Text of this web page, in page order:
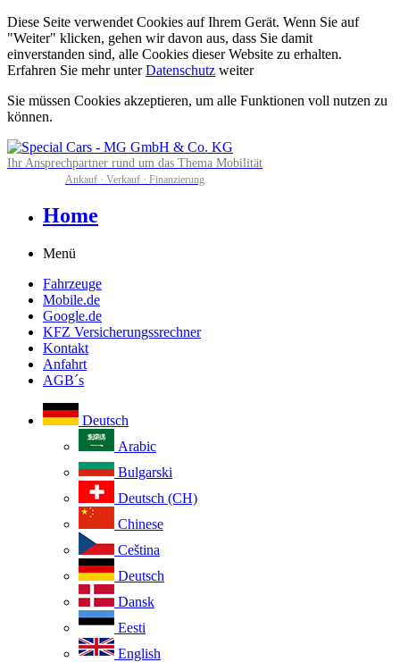
Diese Seite verwendet Cookies auf Ihrem Gerät. Wenn Sie auf
"Weiter" klicken, gehen wir davon aus, dass Sie damit
einverstanden sind, alle Cookies dieser Website zu erhalten.
Erfahren Sie mehr unterDatenschutz weiter
Sie müssen Cookies akzeptieren, um alle Funktionen voll nutzen zu
können.
Ihr Ansprechpartner rund um das Thema Mobilität
Ankauf · Verkauf · Finanzierung
Home
Menü
Fahrzeuge
Mobile.de
Google.de
KFZ Versicherungssrechner
Kontakt
Anfahrt
AGB´s
Deutsch
Arabic
Bulgarski
Deutsch (CH)
Chinese
Ceština
Deutsch
Dansk
Eesti
English